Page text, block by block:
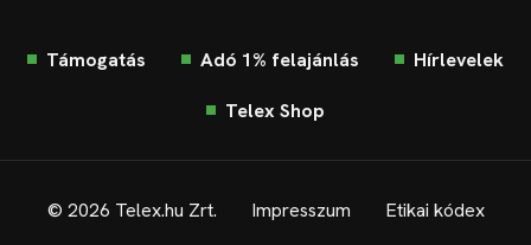
Támogatás Adó 1% felajánlás Hírlevelek
Telex Shop
© 2026 Telex.hu Zrt. Impresszum Etikai kódex